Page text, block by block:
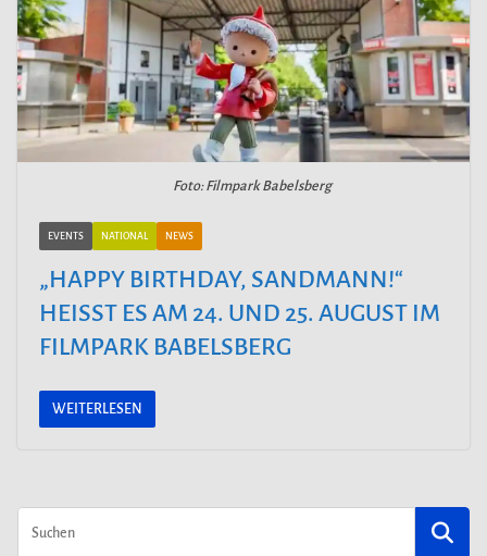
Foto: Filmpark Babelsberg
EVENTS NATIONAL NEWS
„HAPPY BIRTHDAY, SANDMANN!“
HEISST ES AM 24. UND 25. AUGUST IM F
ILMPARK BABELSBERG
WEITERLESEN